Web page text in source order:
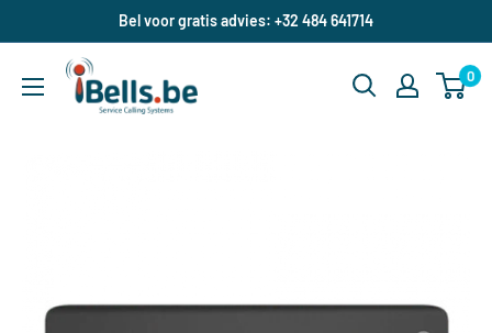
naar
artikel
Bel voor gratis advies: +32 484 641714
ibells.be 0